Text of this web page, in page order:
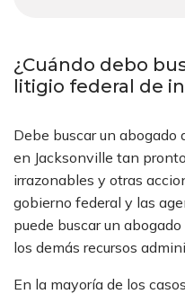
¿Cuándo debo
litigio federal de
Debe buscar un
en Jacksonville tan
irrazonables y otras
gobierno federal y las
puede buscar un
los demás recursos
En la mayoría de los